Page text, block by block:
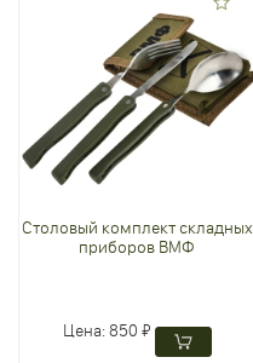
Столовый комплект складных
приборов ВМФ
Цена:850 ₽